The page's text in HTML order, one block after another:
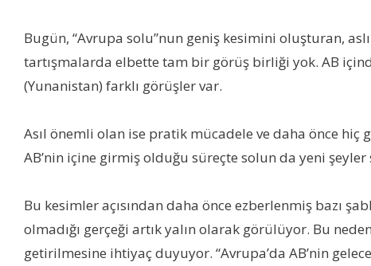
Bugün, “Avrupa solu”nun geniş kesimini oluşturan,
tartışmalarda elbette tam bir görüş birliği yok. AB
(Yunanistan) farklı görüşler var.
Asıl önemli olan ise pratik mücadele ve daha önce
AB’nin içine girmiş olduğu süreçte solun da yeni
Bu kesimler açısından daha önce ezberlenmiş bazı
olmadığı gerçeği artık yalın olarak görülüyor. Bu
getirilmesine ihtiyaç duyuyor. “Avrupa’da AB’nin